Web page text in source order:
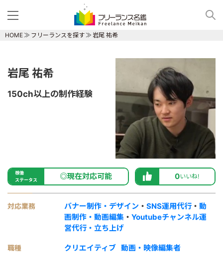
HOME フリーランスを探す 岩尾 祐希
岩尾 祐希
150ch以上の制作経験
稼働
ステータス
◎現在対応可能 0いいね!
対応業務 バナー制作・デザイン ・ SNS運用代行 ・ 動
画制作・動画編集 ・ Youtubeチャンネル運
営代行・立ち上げ
職種 クリエイティブ 動画・映像編集者